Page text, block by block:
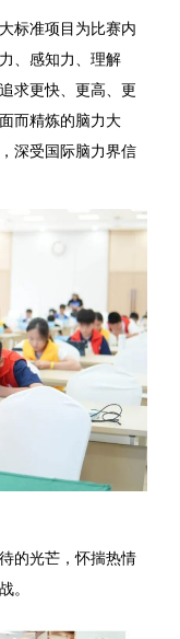
标准项目为比赛内
、感知力、理解
求更快、更高、更
而精炼的脑力大
深受国际脑力界信
的光芒，怀揣热情
。